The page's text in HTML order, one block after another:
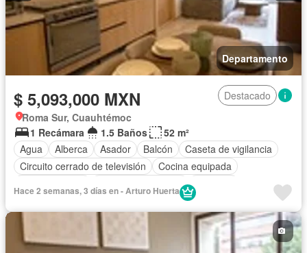
Departamento
$ 5,093,000 MXN
Destacado
Roma Sur, Cuauhtémoc
1 Recámara
1.5 Baños
52 m²
Agua
Alberca Asador Balcón
Caseta de vigilancia
Circuito cerrado de televisión
Cocina equipada
Cuarto de Limpieza
Jacuzzi
Recámara con closet
Azotea
Sala polivalente
Seguridad
Terraza Vista panorámica
Zonas verdes
Hace 2 semanas, 3 días en - Arturo Huerta